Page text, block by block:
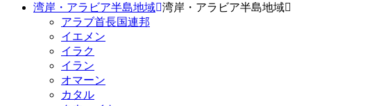
湾岸・アラビア半島地域 湾岸・アラビア半島地域
アラブ首長国連邦
イエメン
イラク
イラン
オマーン
カタル